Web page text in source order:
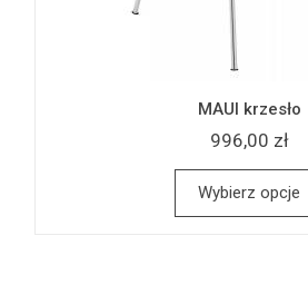
MAUI krzesło
996,00 zł
Wybierz opcje